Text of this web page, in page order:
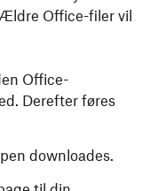
Office-filer vil
Office-
Derefter føres
downloades.